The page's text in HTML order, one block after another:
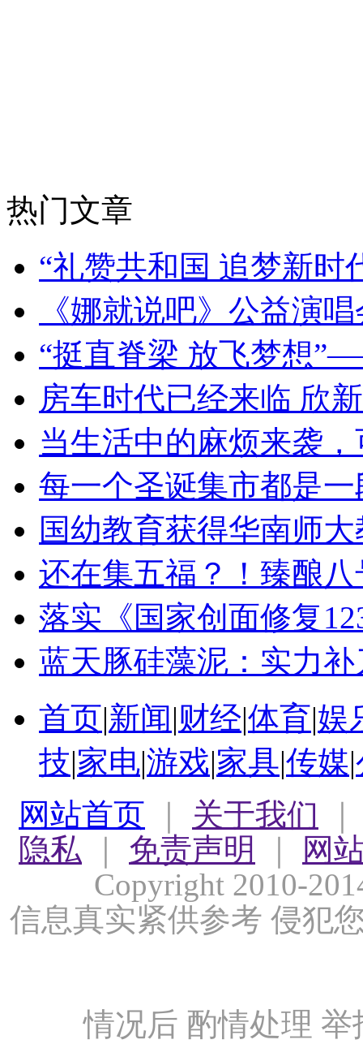
热门文章
“礼赞共和国 追梦新时
《娜就说吧》公益演
“挺直脊梁 放飞梦想
房车时代已经来临 欣
当生活中的麻烦来袭
每一个圣诞集市都是
国幼教育获得华南师
还在集五福？！臻酿
落实《国家创面修复
蓝天豚硅藻泥：实力
首页|新闻|财经|体育|娱
技|家电|游戏|家具|传媒|
网站首页
关于我们
隐私
免责声明
网
Copyright 2010-
信息真实紧供参考 侵犯
情况后 酌情处理 举